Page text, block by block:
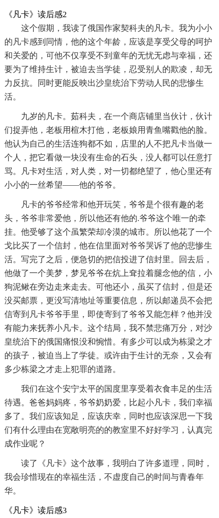
《凡卡》读后感2
这个假期，我读了俄国作家契科夫的凡卡。我为小小
的凡卡感到同情，他的这个年龄，应该是享受父母的呵护
和关爱的，可他不仅享受不到童年的无忧无虑与幸福，还
要为了维持生计，被迫去当学徒，忍受别人的欺凌，却无
力反抗。同时更能反映出沙皇统治下劳动人民的悲惨生
活。
九岁的凡卡。茹科夫，在一个商店铺里当伙计，伙计
们捉弄他，老板用楦木打他，老板娘用青鱼嘴戳他的脸。
他认为自己的生活连狗都不如，店里的人不把凡卡当做一
个人，把它看做一块没有生命的石头，没人都可以任意打
骂。凡卡对生活，对人类，对一切都绝望了，他心里还有
小小的一丝希望——他的爷爷。
凡卡的爷爷经常和他开玩笑，爷爷是个很有趣的老
头，爷爷非常爱他，所以他还有他的.爷爷这个唯一的牵
挂。他受够了这个虽繁荣却冷漠的城市。所以他花了一个
戈比买了一个信封，他在信里面对爷爷哭诉了他的悲惨生
活。写完了之后，便急切的把信投进了信封里。回去后，
他做了一个美梦，梦见爷爷在炕上耷拉着腿念他的信，小
狗泥鳅在旁边走来走去。可他还小，虽买了信封，但是还
没买邮票，更没写清地址等重要信息，所以邮递员不会把
信寄到凡卡爷爷手里，即使寄到了爷爷又能怎样？他并没
有能力来抚养小凡卡。这个结局，我不禁悲痛万分，对沙
皇统治下的俄国痛恨没和惋惜。有多少可以成为栋梁之才
的孩子，被迫当上了学徒。或许由于生计的无奈，又会有
多少栋梁之才走上犯罪的道路。
我们在这个安宁太平的国度里享受着衣食丰足的生活
待遇。爸爸妈妈疼，爷爷奶奶爱，比起小凡卡，我们幸福
多了。我们应该知足，应该庆幸，同时也应该深思一下我
们有什么理由在宽敞明亮的的教室里不好好学习，认真完
成作业呢？
读了《凡卡》这个故事，我明白了许多道理，同时，
我会珍惜现在的幸福生活，不虚度自己的时间与青春年
华。
《凡卡》读后感3